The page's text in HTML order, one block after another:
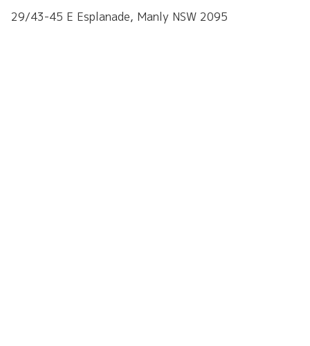
29/43-45 E Esplanade, Manly NSW 2095